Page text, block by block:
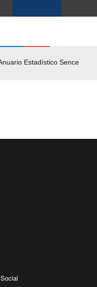
Estadístico Sence
Solicitud Audiencias y